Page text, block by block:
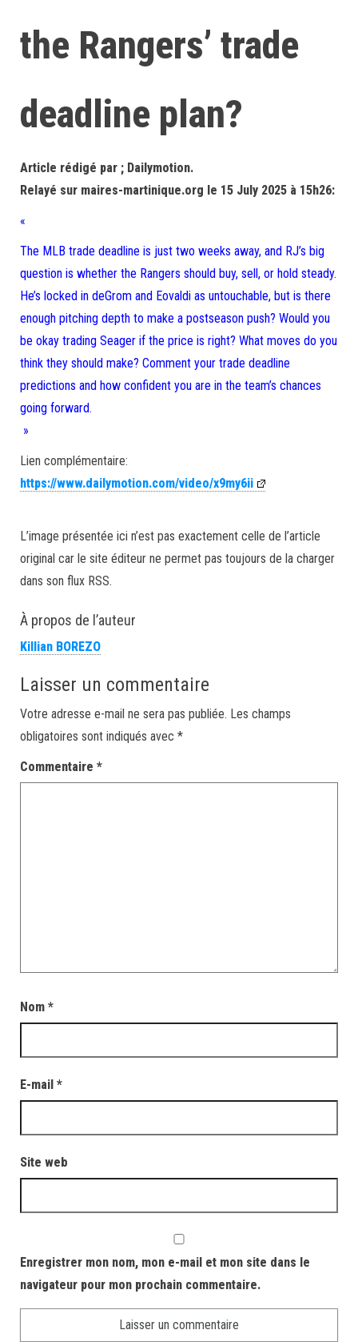
the Rangers’ trade
deadline plan?
Article rédigé par ; Dailymotion.
Relayé sur maires-martinique.org le 15 July 2025 à 15h26:
«
The MLB trade deadline is just two weeks away, and RJ’s big
question is whether the Rangers should buy, sell, or hold steady.
He’s locked in deGrom and Eovaldi as untouchable, but is there
enough pitching depth to make a postseason push? Would you
be okay trading Seager if the price is right? What moves do you
think they should make? Comment your trade deadline
predictions and how confident you are in the team’s chances
going forward.
»
Lien complémentaire:
https://www.dailymotion.com/video/x9my6ii
L’image présentée ici n’est pas exactement celle de l’article
original car le site éditeur ne permet pas toujours de la charger
dans son flux RSS.
À propos de l’auteur
Killian BOREZO
Laisser un commentaire
Votre adresse e-mail ne sera pas publiée. Les champs
obligatoires sont indiqués avec *
Commentaire *
Nom *
E-mail *
Site web
Enregistrer mon nom, mon e-mail et mon site dans le
navigateur pour mon prochain commentaire.